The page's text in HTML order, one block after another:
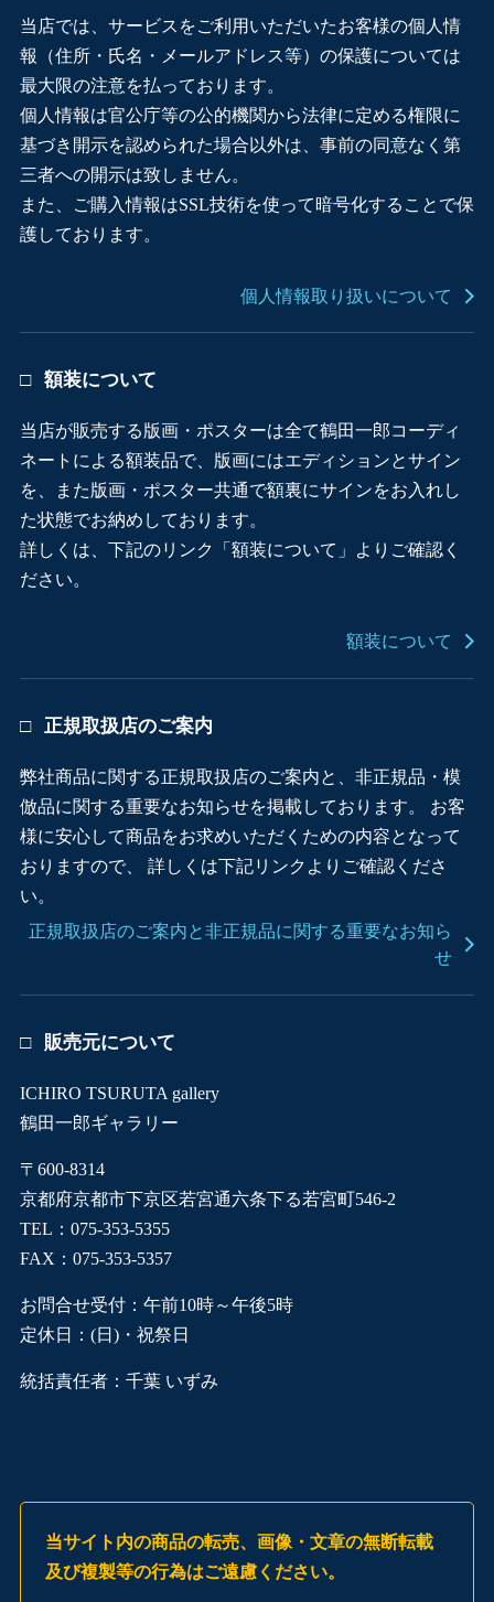
当店では、サービスをご利用いただいたお客様の個人情
報（住所・氏名・メールアドレス等）の保護については
最大限の注意を払っております。
個人情報は官公庁等の公的機関から法律に定める権限に
基づき開示を認められた場合以外は、事前の同意なく第
三者への開示は致しません。
また、ご購入情報はSSL技術を使って暗号化することで保
護しております。
個人情報取り扱いについて
額装について
当店が販売する版画・ポスターは全て鶴田一郎コーディ
ネートによる額装品で、版画にはエディションとサイン
を、また版画・ポスター共通で額裏にサインをお入れし
た状態でお納めしております。
詳しくは、下記のリンク「額装について」よりご確認く
ださい。
額装について
正規取扱店のご案内
弊社商品に関する正規取扱店のご案内と、非正規品・模
倣品に関する重要なお知らせを掲載しております。 お客
様に安心して商品をお求めいただくための内容となって
おりますので、 詳しくは下記リンクよりご確認くださ
い。
正規取扱店のご案内と非正規品に関する重要なお知ら
せ
販売元について
ICHIRO TSURUTA gallery
鶴田一郎ギャラリー
〒600-8314
京都府京都市下京区若宮通六条下る若宮町546-2
TEL：075-353-5355
FAX：075-353-5357
お問合せ受付：午前10時～午後5時
定休日：(日)・祝祭日
統括責任者：千葉 いずみ
当サイト内の商品の転売、画像・文章の無断転載
及び複製等の行為はご遠慮ください。